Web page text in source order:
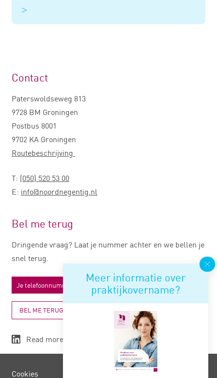
Meer informatie over
praktijkovername?
Contact
Paterswoldseweg 813
9728 BM Groningen
Postbus 8001
9702 KA Groningen
Routebeschrijving
T: (050) 520 53 00
E: info@noordnegentig.nl
Bel me terug
Dringende vraag? Laat je nummer achter en we bellen je
snel terug.
BEL ME TERUG
Read more
Cookies